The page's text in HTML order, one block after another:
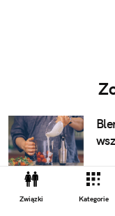
Związki Kategorie